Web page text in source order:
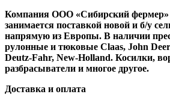
Компания ООО «Сибирский фермер»
занимается поставкой новой и б/у
напрямую из Европы. В наличии
рулонные и тюковые Claas, John
Deutz-Fahr, New-Holland. Косилки,
разбрасыватели и многое другое.
Доставка и оплата